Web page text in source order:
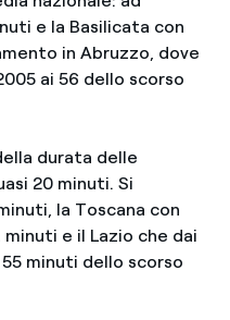
e la Basilicata con
in Abruzzo, dove
ai 56 dello scorso
durata delle
20 minuti. Si
la Toscana con
e il Lazio che dai
minuti dello scorso